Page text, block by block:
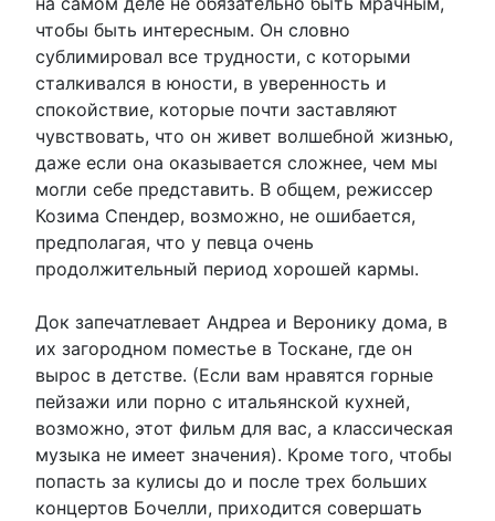
чтобы быть интересным. Он словно
сублимировал все трудности, с которыми
сталкивался в юности, в уверенность и
спокойствие, которые почти заставляют
чувствовать, что он живет волшебной жизнью,
даже если она оказывается сложнее, чем мы
могли себе представить. В общем, режиссер
Козима Спендер, возможно, не ошибается,
предполагая, что у певца очень
продолжительный период хорошей кармы.
Док запечатлевает Андреа и Веронику дома, в
их загородном поместье в Тоскане, где он
вырос в детстве. (Если вам нравятся горные
пейзажи или порно с итальянской кухней,
возможно, этот фильм для вас, а классическая
музыка не имеет значения). Кроме того, чтобы
попасть за кулисы до и после трех больших
концертов Бочелли, приходится совершать